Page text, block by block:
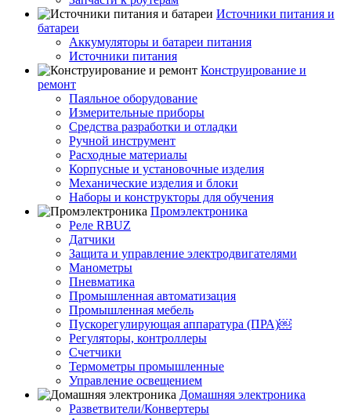
Источники питания и
батареи
Аккумуляторы и батареи питания
Источники питания
Конструирование и
ремонт
Паяльное оборудование
Измерительные приборы
Средства разработки и отладки
Ручной инструмент
Расходные материалы
Корпусные и установочные изделия
Механические изделия и блоки
Наборы и конструкторы для обучения
Промэлектроника
Реле RBUZ
Датчики
Защита и управление электродвигателями
Манометры
Пневматика
Промышленная автоматизация
Промышленная мебель
Пускорегулирующая аппаратура (ПРА)￼
Регуляторы, контроллеры
Счетчики
Термометры промышленные
Управление освещением
Домашняя электроника
Разветвители/Конвертеры